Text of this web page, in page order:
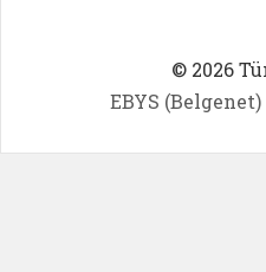
© 2026
EBYS (Belgenet)